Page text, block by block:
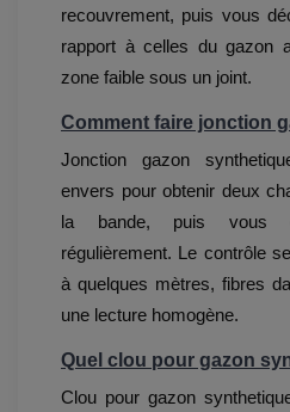
recouvrement, puis vous
rapport à celles du gazon
zone faible sous un joint.
Comment faire jonction
Jonction gazon
envers pour obtenir deux
la bande, puis vous
régulièrement. Le contrôle
à quelques mètres, fibres
une lecture homogène.
Quel clou pour gazon
Clou pour gazon